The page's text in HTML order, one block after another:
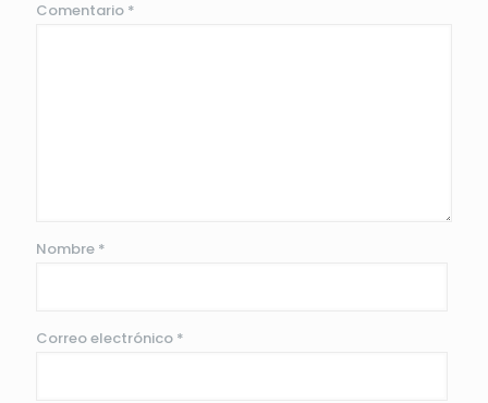
Comentario *
Nombre *
Correo electrónico *